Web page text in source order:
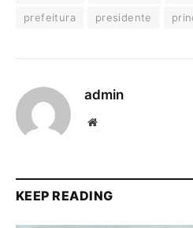
prefeitura
presidente
admin
Website
KEEP READING